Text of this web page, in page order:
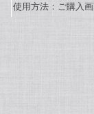
使用方法：ご購入